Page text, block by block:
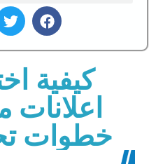
كيفية
خطوات